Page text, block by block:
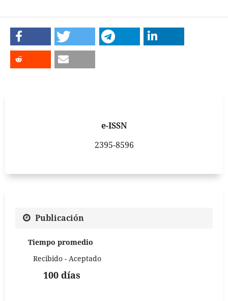
e-ISSN
2395-8596
Publicación
Tiempo promedio
Recibido - Aceptado
100 días